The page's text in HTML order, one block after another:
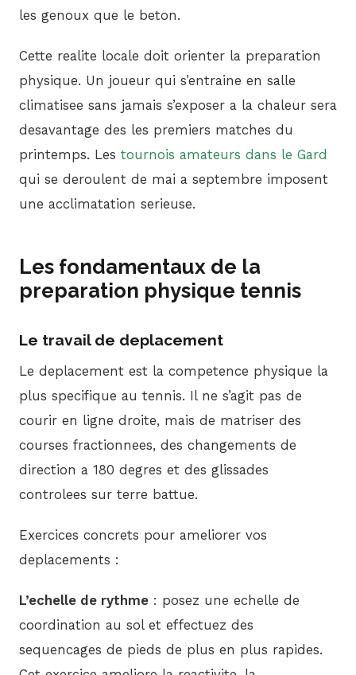
les genoux que le beton.
Cette realite locale doit orienter la preparation
physique. Un joueur qui s’entraine en salle
climatisee sans jamais s’exposer a la chaleur sera
desavantage des les premiers matches du
printemps. Les tournois amateurs dans le Gard
qui se deroulent de mai a septembre imposent
une acclimatation serieuse.
Les fondamentaux de la
preparation physique tennis
Le travail de deplacement
Le deplacement est la competence physique la
plus specifique au tennis. Il ne s’agit pas de
courir en ligne droite, mais de matriser des
courses fractionnees, des changements de
direction a 180 degres et des glissades
controlees sur terre battue.
Exercices concrets pour ameliorer vos
deplacements :
L’echelle de rythme : posez une echelle de
coordination au sol et effectuez des
sequencages de pieds de plus en plus rapides.